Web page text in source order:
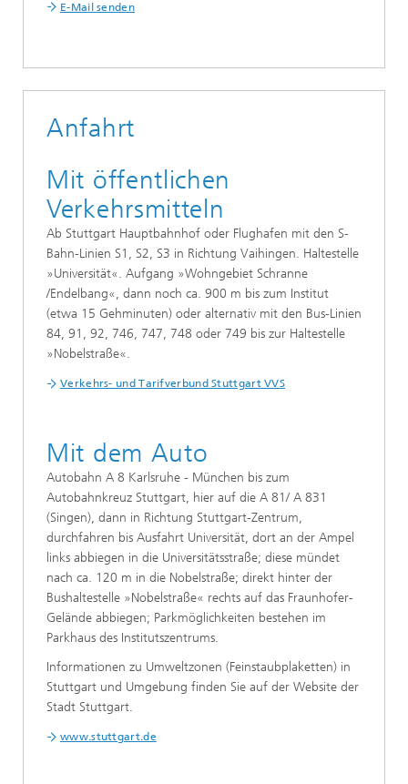
E-Mail senden
Anfahrt
Mit öffentlichen
Verkehrsmitteln
Ab Stuttgart Hauptbahnhof oder Flughafen mit den S-
Bahn-Linien S1, S2, S3 in Richtung Vaihingen. Haltestelle
»Universität«. Aufgang »Wohngebiet Schranne
/Endelbang«, dann noch ca. 900 m bis zum Institut
(etwa 15 Gehminuten) oder alternativ mit den Bus-Linien
84, 91, 92, 746, 747, 748 oder 749 bis zur Haltestelle
»Nobelstraße«.
Verkehrs- und Tarifverbund Stuttgart VVS
Mit dem Auto
Autobahn A 8 Karlsruhe - München bis zum
Autobahnkreuz Stuttgart, hier auf die A 81/ A 831
(Singen), dann in Richtung Stuttgart-Zentrum,
durchfahren bis Ausfahrt Universität, dort an der Ampel
links abbiegen in die Universitätsstraße; diese mündet
nach ca. 120 m in die Nobelstraße; direkt hinter der
Bushaltestelle »Nobelstraße« rechts auf das Fraunhofer-
Gelände abbiegen; Parkmöglichkeiten bestehen im
Parkhaus des Institutszentrums.
Informationen zu Umweltzonen (Feinstaubplaketten) in
Stuttgart und Umgebung finden Sie auf der Website der
Stadt Stuttgart.
www.stuttgart.de